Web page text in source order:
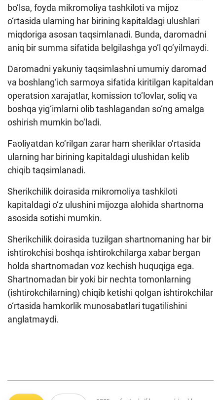
bo‘lsa, foyda mikromoliya tashkiloti va mijoz
o‘rtasida ularning har birining kapitaldagi ulushlari
miqdoriga asosan taqsimlanadi. Bunda, daromadni
aniq bir summa sifatida belgilashga yo‘l qo‘yilmaydi.
Daromadni yakuniy taqsimlashni umumiy daromad
va boshlang‘ich sarmoya sifatida kiritilgan kapitaldan
operatsion xarajatlar, komission to‘lovlar, soliq va
boshqa yig‘imlarni olib tashlagandan so‘ng amalga
oshirish mumkin bo‘ladi.
Faoliyatdan ko‘rilgan zarar ham sheriklar o‘rtasida
ularning har birining kapitaldagi ulushidan kelib
chiqib taqsimlanadi.
Sherikchilik doirasida mikromoliya tashkiloti
kapitaldagi o‘z ulushini mijozga alohida shartnoma
asosida sotishi mumkin.
Sherikchilik doirasida tuzilgan shartnomaning har bir
ishtirokchisi boshqa ishtirokchilarga xabar bergan
holda shartnomadan voz kechish huquqiga ega.
Shartnomadan bir yoki bir nechta tomonlarning
(ishtirokchilarning) chiqib ketishi qolgan ishtirokchilar
o‘rtasida hamkorlik munosabatlari tugatilishini
anglatmaydi.